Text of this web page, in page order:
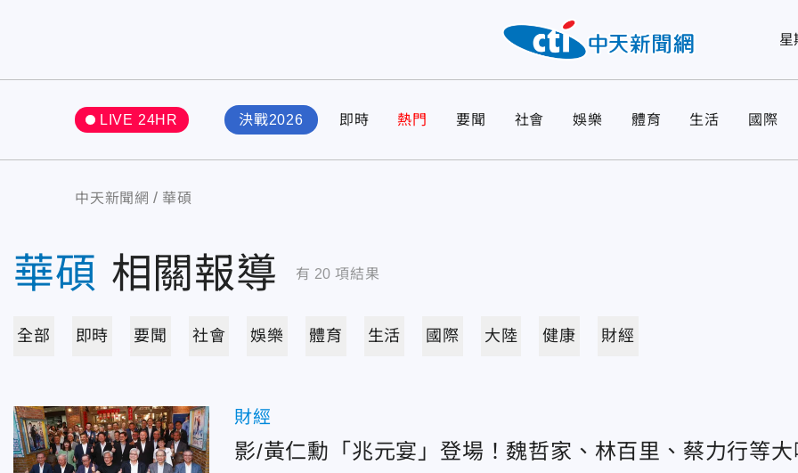
星
LIVE 24HR 決戰2026 即時 熱門 要聞 社會 娛樂 體育 生活 國際
中天新聞網 華碩
華碩 相關報導 有 20 項結果
全部 即時 要聞 社會 娛樂 體育 生活 國際 大陸 健康 財經
財經
影/黃仁勳「兆元宴」登場！魏哲家、林百里、蔡力行等